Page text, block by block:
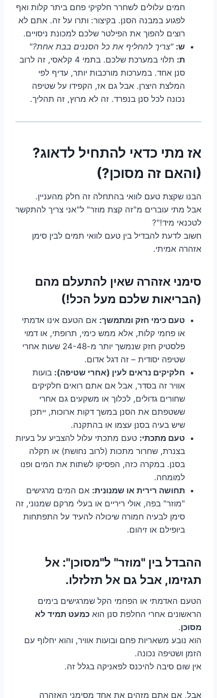
חמים עלולים לשחרר חלקיקי פחם ביתר קלות ואף
לפגוע במבנה הסנן. בקיצור: ותרו על זה. אתם לא
רוצים להפוך את הפילטר שלכם למכונת ניסויים.
ש: "צריך להחליף את כל הסננים בבת אחת?"
ת:
תלוי במערכת שלכם. בתמי 4 קלאסי, זה לרוב
סנן אחד. במערכות מורכבות יותר, עדיף לפי
המלצת היצרן. אבל גם אז, הקפידו על שטיפה
נכונה לכל סנן בנפרד. זה לא מרוץ, זה תהליך.
אז מתי כדאי להתחיל לדאוג?
(והאם זה מסוכן?)
הבנו שקצת טעם לוואי בהתחלה זה חלק מהעניין.
אבל מתי עוברים מ"זה קצת מוזר" ל"אני צריך להתקשר
לטכנאי מיד!"?
חשוב לדעת להבדיל בין טעם לוואי תמים לבין סימן
אזהרה אמיתי.
סימני אזהרה שאין להתעלם מהם
(הבריאות שלכם מעל הכל!)
טעם כימי חזק ומתמשך: אם הטעם אינו אדמתי
או פחמי קלות, אלא ממש כימי, תרופתי, או דמוי
פלסטיק חזק שנמשך יותר מ-24-48 שעות אחרי
שטיפה יסודית – זה דגל אדום.
חלקיקים נראים לעין (אחרי שטיפה): בועות
אוויר זה בסדר, אבל אם אתם רואים חלקיקים
שחורים גדולים, לכלוך או משקעים גם אחרי
ששטפתם את הסנן במשך דקות ארוכות, ייתכן
שיש בעיה בסנן עצמו או בהתקנה.
טעם מתכתי: טעם מתכתי עלול להצביע על בעיות
בצנרת, שחרור מתכות (לרוב נחושת) או תקלה
בסנן. במקרה כזה, הפסיקו לשתות את המים ופנו
למומחה.
תחושה רירית או שמנונית: אם המים מרגישים
"מוזר" בפה, אולי ריריים או בעלי מרקם שמנוני, זה
סימן לבעיה חמורה שיכולה להעיד על התפתחות
ביופילם או זיהום.
ההבדל בין "מוזר" ל"מסוכן": אל
תגזימו, אבל גם אל תזלזלו.
הטעם האדמתי או הפחמי הקל שמרגישים בימים
הראשונים אחרי החלפת סנן הוא כמעט תמיד לא
מסוכן.
הוא נובע משאריות פחם ובועות אוויר, והוא יחלוף עם
הזמן ושטיפה נכונה.
אין שום סיבה להיכנס לפאניקה בגלל זה.
אבל, אם אתם מזהים את אחד מסימני האזהרה